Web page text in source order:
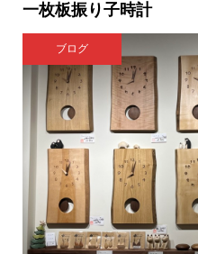
一枚板振り子時計
ブログ